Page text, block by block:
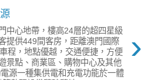
›
中心地帶，樓高24層的超四星級
提供449間客房，距離澳門國際
程，地點優越，交通便捷，方便
景點、商業區、購物中心及其他
源一種集供電和充電功能於一體